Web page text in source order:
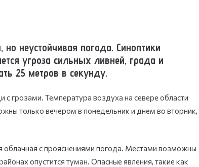
неустойчивая погода. Синоптики
угроза сильных ливней, града и
25 метров в секунду.
грозами. Температура воздуха на севере области
только вечером в понедельник и днем во вторник,
облачная с прояснениями погода. Местами возможны
опустится туман. Опасные явления, такие как